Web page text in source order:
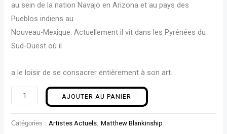
au sein de la nation Navajo en Arizona et au pays des
Pueblos indiens au
Nouveau-Mexique. Actuellement il vit dans les Pyrénées du
Sud-Ouest où il
a le loisir de se consacrer entièrement à son art.
AJOUTER AU PANIER
Catégories : Artistes Actuels ,Matthew Blankinship